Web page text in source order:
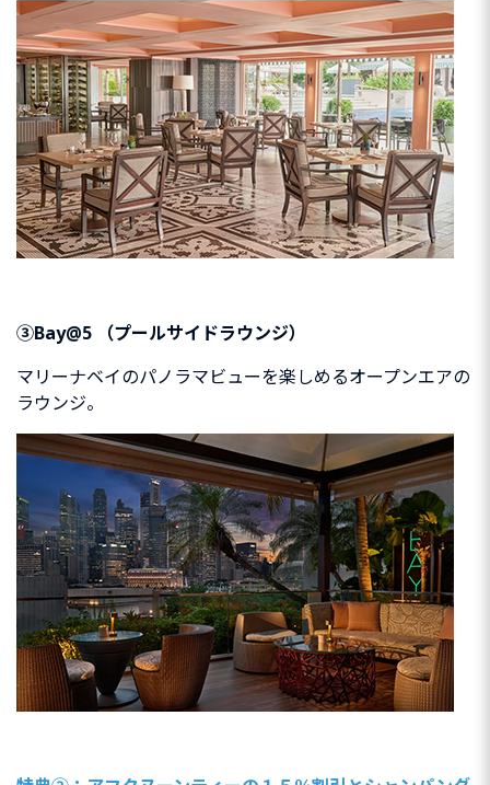
③Bay@5 （プールサイドラウンジ）
マリーナベイのパノラマビューを楽しめるオープンエアの
ラウンジ。